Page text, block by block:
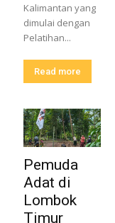
Kalimantan yang
dimulai dengan
Pelatihan...
Read more
Pemuda
Adat di
Lombok
Timur